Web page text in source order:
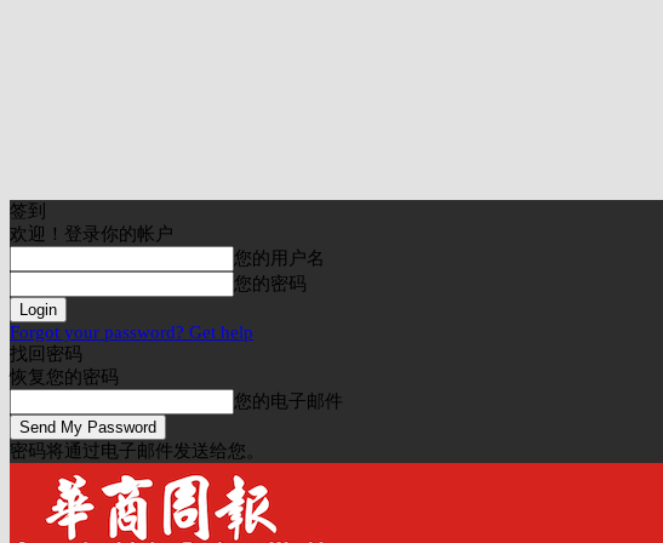
签到
欢迎！登录你的帐户
您的用户名
您的密码
Forgot your password? Get help
找回密码
恢复您的密码
您的电子邮件
密码将通过电子邮件发送给您。